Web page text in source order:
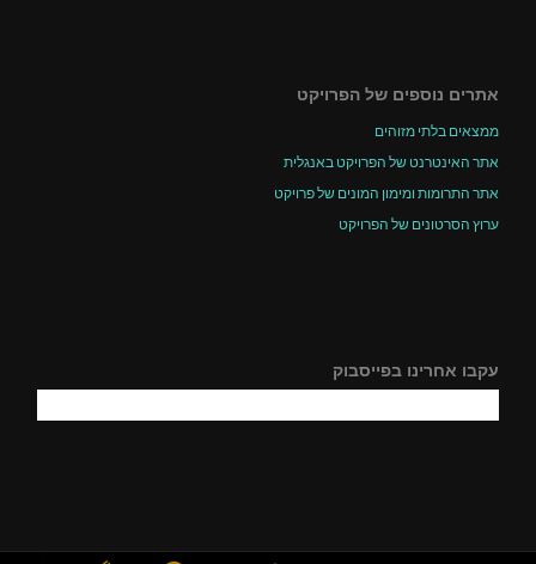
אתרים נוספים של הפרויקט
ממצאים בלתי מזוהים
אתר האינטרנט של הפרויקט באנגלית
אתר התרומות ומימון המונים של פרויקט
ערוץ הסרטונים של הפרויקט
עקבו אחרינו בפייסבוק